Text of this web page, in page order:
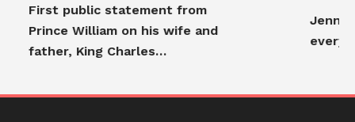
First public statement from
Prince William on his wife and
father, King Charles…